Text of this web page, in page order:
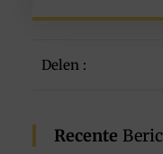
Delen :
Recente